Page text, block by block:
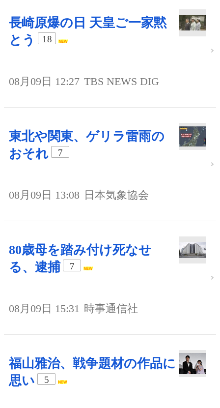
長崎原爆の日 天皇ご一家黙
とう
18
08月09日 12:27 TBS NEWS DIG
東北や関東、ゲリラ雷雨の
おそれ
7
08月09日 13:08 日本気象協会
80歳母を踏み付け死なせ
る、逮捕
7
08月09日 15:31 時事通信社
福山雅治、戦争題材の作品に
思い
5